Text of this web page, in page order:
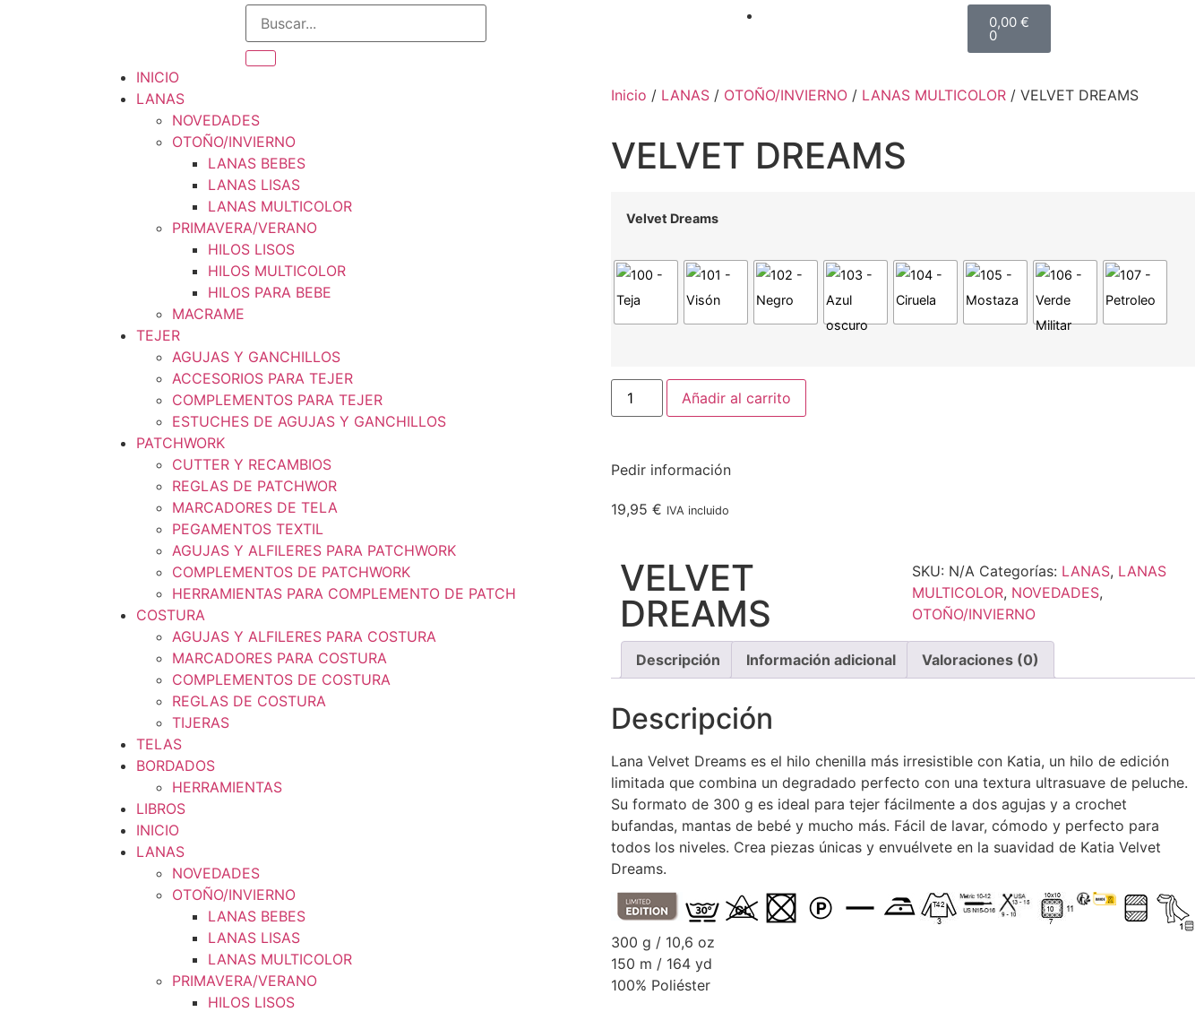
0,00€
0
INICIO
LANAS
NOVEDADES
OTOÑO/INVIERNO
LANAS BEBES
LANAS LISAS
LANAS MULTICOLOR
PRIMAVERA/VERANO
HILOS LISOS
HILOS MULTICOLOR
HILOS PARA BEBE
MACRAME
TEJER
AGUJAS Y GANCHILLOS
ACCESORIOS PARA TEJER
COMPLEMENTOS PARA TEJER
ESTUCHES DE AGUJAS Y GANCHILLOS
PATCHWORK
CUTTER Y RECAMBIOS
REGLAS DE PATCHWOR
MARCADORES DE TELA
PEGAMENTOS TEXTIL
AGUJAS Y ALFILERES PARA PATCHWORK
COMPLEMENTOS DE PATCHWORK
HERRAMIENTAS PARA COMPLEMENTO DE PATCH
COSTURA
AGUJAS Y ALFILERES PARA COSTURA
MARCADORES PARA COSTURA
COMPLEMENTOS DE COSTURA
REGLAS DE COSTURA
TIJERAS
TELAS
BORDADOS
HERRAMIENTAS
LIBROS
INICIO
LANAS
NOVEDADES
OTOÑO/INVIERNO
LANAS BEBES
LANAS LISAS
LANAS MULTICOLOR
PRIMAVERA/VERANO
HILOS LISOS
Inicio / LANAS / OTOÑO/INVIERNO / LANAS MULTICOLOR / VELVET DREAMS
VELVET DREAMS
Velvet Dreams
Añadir al carrito
Pedir información
19,95 € IVA incluido
VELVET
DREAMS
SKU: N/A Categorías: LANAS, LANAS
MULTICOLOR, NOVEDADES,
OTOÑO/INVIERNO
Descripción Información adicional Valoraciones (0)
Descripción
Lana Velvet Dreams es el hilo chenilla más irresistible con Katia, un hilo de edición
limitada que combina un degradado perfecto con una textura ultrasuave de peluche.
Su formato de 300 g es ideal para tejer fácilmente a dos agujas y a crochet
bufandas, mantas de bebé y mucho más. Fácil de lavar, cómodo y perfecto para
todos los niveles. Crea piezas únicas y envuélvete en la suavidad de Katia Velvet
Dreams.
300 g / 10,6 oz
150 m / 164 yd
100% Poliéster